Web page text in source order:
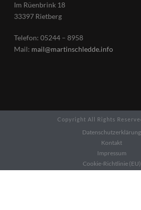
Im Rüenbrink 18
33397 Rietberg
Telefon: 05244 – 8958
Mail: mail@martinschledde.info
Copyright All Rights
Datenschutzerklärung
Kontakt
Impressum
Cookie-Richtlinie (EU)